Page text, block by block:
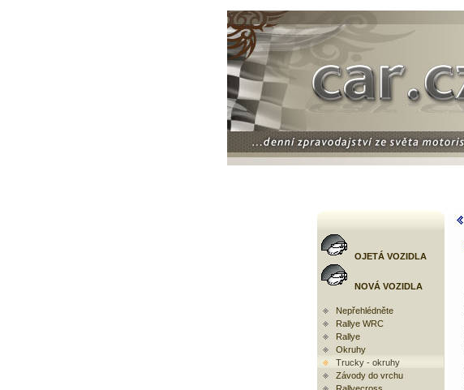
OJETÁ VOZIDLA
NOVÁ VOZIDLA
Nepřehlédněte
Rallye WRC
Rallye
Okruhy
Trucky - okruhy
Závody do vrchu